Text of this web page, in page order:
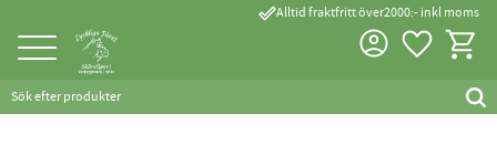
Meny
done_outlineAlltid fraktfritt över2000:- inkl moms
Favoriter